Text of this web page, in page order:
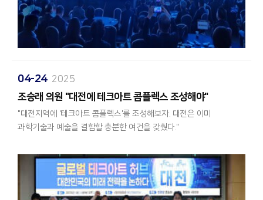
개발된 원천 기술은 조도, 기상 등 변화무쌍한 물리적 현장 환경을
실시간으로 감지하고 스스로 적응하는 '피지컬 AI 탑재 지능형 CCTV'
제품으로 탄생하게 됩니다.
베드를 구축하여, 화재나 침수 등 재난 상황에서의 오탐률을 낮추는
아이와즈는 이번 과제의 결과물을 바탕으로 공공 안전 서비스 및
지능형 보안 관제 시장을 넘어 스마트 가전, 자율주행 로봇 등 네트워크
글로벌 시장 진출을 본격화하고자 합니다.
데이터 주권을 보호하며 스스로 진화하는 '안전한 AI 생태계'를 열어갈
아이와즈의 혁신적인 도전에 앞으로도 많은 기대와 성원
이날 행사장에는 이장우 대전시장, 서철모 서구청장, 정용래
유성구청장, 이창기 대전디자인진흥원장, 김수우 맥앤윕·윕스퀘어
대표를 비롯해 과학기술계, 문화예술계, 대학·산업계 주요 인사들이
개막식은 초대형 스크린과 중앙 원형 무대를 중심으로 구성돼, 참가자
시작됐다.
자막(한국어·영어·중국어·일본어)을 활용해 무대 프로그램에 참여했다.
인물 소개는 각각의 ‘아바타’가 등장하는 방식으로 전환돼 기술과
예술이 결합된 G아티언스의 정체성을 분명하게 드러냈다.
04-24 2025
​조승래 의원 "대전에 테크아트 콤플렉스 조성해야"
"대전지역에 '테크아트 콤플렉스'를 조성해보자. 대전은 이미
과학기술과 예술을 결합할 충분한 여건을 갖췄다."
조승래 의원(더불어민주당, 유성구갑)과 김수우 (사)
대전세종충남여성벤처협의회장(맥앤윕 대표) 등이 '테크아트 산업'을
토론회에서 대전의 새로운 성장 동력 브랜드로 제시해 관심을 끌었다.